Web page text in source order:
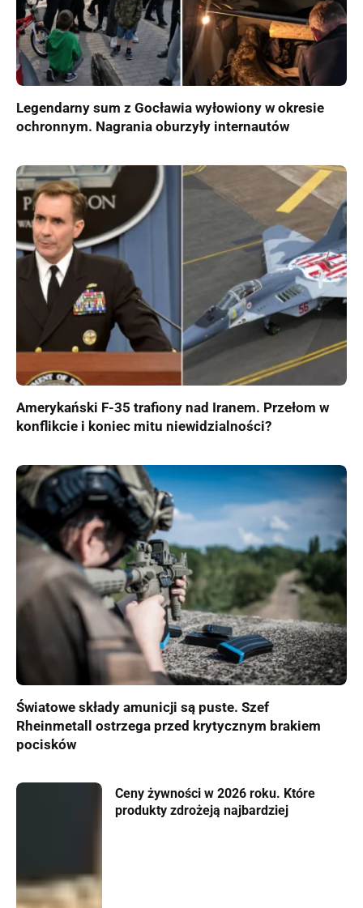
Legendarny sum z Gocławia wyłowiony w okresie
ochronnym. Nagrania oburzyły internautów
Amerykański F-35 trafiony nad Iranem. Przełom w
konflikcie i koniec mitu niewidzialności?
Światowe składy amunicji są puste. Szef
Rheinmetall ostrzega przed krytycznym brakiem
pocisków
Ceny żywności w 2026 roku. Które
produkty zdrożeją najbardziej